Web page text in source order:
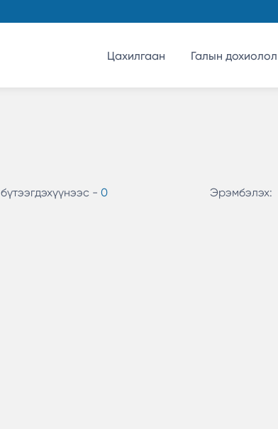
Цахилгаан Галын дохиолол
бүтээгдэхүүнээс - 0 Эрэмбэлэх: